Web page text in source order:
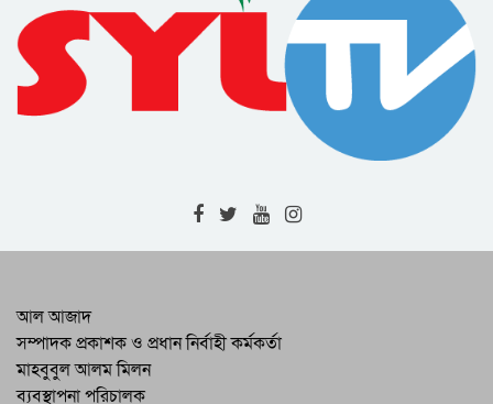
নিরাপদ ও বাসযোগ্য নগর গড়তে পর্যাপ্ত
আলোকসজ্জা গুরুত্বপূর্ণ : সিসিক প্রশাসক
ওসমানী বিমানবন্দরের নিখোঁজ নিরাপত্তা
কর্মকর্তা জেলিনের সন্ধান দাবি মায়ের
জালালাবাদ অ্যাসোসিয়েশন নির্বাচনে সর্বোচ্চ
সামনে তুলে ধরেন : সিসিক প্রশাসক
আল আজাদ
সম্পাদক প্রকাশক ও প্রধান নির্বাহী কর্মকর্তা
মাহবুবুল আলম মিলন
ব্যবস্থাপনা পরিচালক